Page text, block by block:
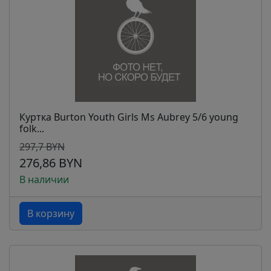
Куртка Burton Youth Girls Ms Aubrey 5/6 young
folk...
297,7 BYN
276,86 BYN
В наличии
В корзину